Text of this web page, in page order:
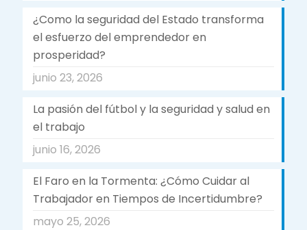
¿Como la seguridad del Estado transforma
el esfuerzo del emprendedor en
prosperidad?
junio 23, 2026
La pasión del fútbol y la seguridad y salud en
el trabajo
junio 16, 2026
El Faro en la Tormenta: ¿Cómo Cuidar al
Trabajador en Tiempos de Incertidumbre?
mayo 25, 2026